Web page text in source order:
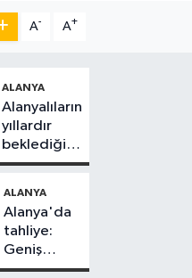
A- A+
ALANYA
Alanyalıların
yıllardır
beklediği
yol askıdan
ALANYA
Alanya'da
tahliye:
Geniş
güvenlik